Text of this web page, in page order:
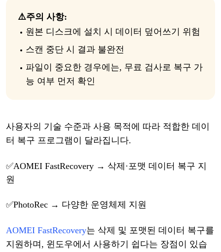
⚠️주의 사항:
원본 디스크에 설치 시 데이터 덮어쓰기 위험
스캔 중단 시 결과 불완전
파일이 중요한 경우에는, 무료 검사로 복구 가
능 여부 먼저 확인
사용자의 기술 수준과 사용 목적에 따라 적합한 데이
터 복구 프로그램이 달라집니다.
✅AOMEI FastRecovery → 삭제 · 포맷 데이터 복구 지
원
✅PhotoRec → 다양한 운영체제 지원
AOMEI FastRecovery는 삭제 및 포맷된 데이터 복구를
지원하며 , 윈도우에서 사용하기 쉽다는 장점이 있습